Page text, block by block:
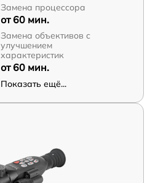
Замена процессора
от 60 мин.
Замена объективов с
улучшением
характеристик
от 60 мин.
Показать ещё...